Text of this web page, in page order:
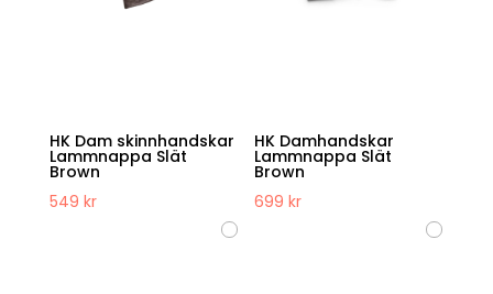
HK Dam skinnhandskar
Lammnappa Slät
Brown
549 kr
HK Damhandskar
Lammnappa Slät
Brown
699kr